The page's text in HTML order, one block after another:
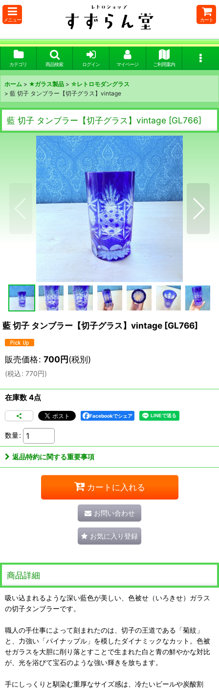
メニュー カート
カテゴリ 商品検索 ログイン マイページ ご利用案内
ホーム > ★ガラス製品 > ☆レトロモダングラス
> 藍 切子 タンブラー【切子グラス】vintage
藍 切子 タンブラー【切子グラス】vintage [GL766]
藍 切子 タンブラー【切子グラス】vintage [GL766]
販売価格: 700円(税別)
(税込: 770円)
在庫数 4点
Facebookでシェア
数量:
返品特約に関する重要事項
カートに入れる
お問い合わせ
お気に入り登録
商品詳細
吸い込まれるような深い藍色が美しい、色被せ（いろきせ）ガラス
の切子タンブラーです。
職人の手仕事によって刻まれたのは、切子の王道である「菊紋」
と、力強い「パイナップル」を模したダイナミックなカット。色被
せガラスを大胆に削り落とすことで生まれた白と青の鮮やかな対比
が、光を浴びて宝石のような強い輝きを放ちます。
手にしっくりと馴染む重厚なサイズ感は、冷たいビールや炭酸割